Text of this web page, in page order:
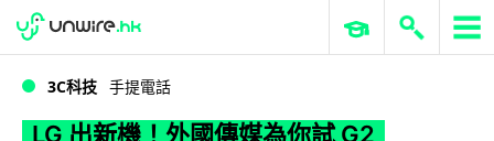
LG 出新機！外國傳媒為你試 G2
WWDC 2026 ERP 與商業 AI
3C科技 手提電話
LG 出新機！外國傳媒為你試 G2